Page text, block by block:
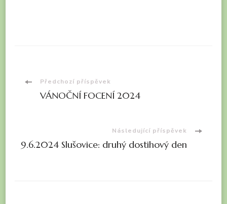
Navigace
Předchozí příspěvek
VÁNOČNÍ FOCENÍ 2024
Následující příspěvek
9.6.2024 Slušovice: druhý dostihový den